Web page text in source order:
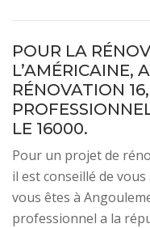
POUR LA
L’AMÉRICAINE,
RÉNOVATION
LE 16000.
Pour un projet de
il est conseillé de
vous êtes à
professionnel a la